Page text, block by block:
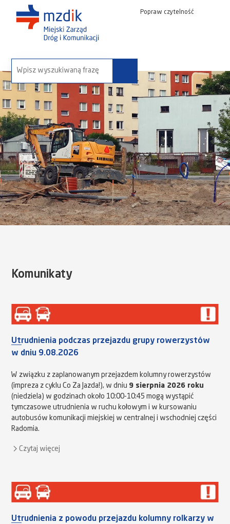
Popraw czytelność
wyszukaj na stronie:
Komunikaty
Utrudnienia podczas przejazdu grupy rowerzystów
w dniu 9.08.2026
W związku z zaplanowanym przejazdem kolumny rowerzystów
(impreza z cyklu Co Za Jazda!), w dniu 9 sierpnia 2026 roku
(niedziela) w godzinach około 10:00-10:45 mogą wystąpić
tymczasowe utrudnienia w ruchu kołowym i w kursowaniu
autobusów komunikacji miejskiej w centralnej i wschodniej części
Radomia.
Czytaj więcej
Utrudnienia z powodu przejazdu kolumny rolkarzy w